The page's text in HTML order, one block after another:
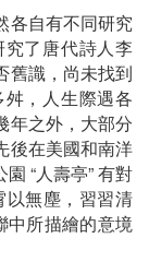
各自有不同研究
了唐代詩人李
舊識，尚未找到
，人生際遇各
年之外，大部分
後在美國和南洋
“人壽亭” 有對
以無塵，習習清
中所描繪的意境